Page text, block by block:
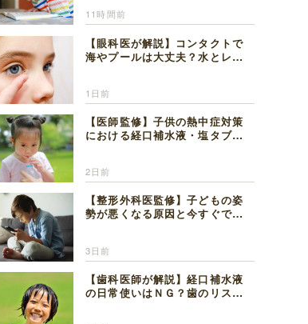
11時間前
【眼科医が解説】コンタクトで
海やプールは大丈夫？水とレン
1日前
【医師監修】子供の熱中症対策
における経口補水液・塩タブレ
2日前
【整形外科医監修】子どもの姿
勢が悪くなる原因と今すぐでき
3日前
【歯科医師が解説】経口補水液
の日常使いはＮＧ？歯のリスク